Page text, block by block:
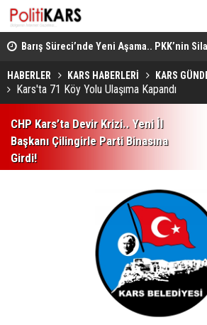
Barış Süreci’nde Yeni Aşama.. PKK’nin
Kararından Meclis’teki “Çerçeve Yasa”na!
HABERLER KARS HABERLERİ KARS
Kars'ta 71 Köy Yolu Ulaşıma Kapandı
CHP Kars’ta Devir Krizi.. Yeni İl
Başkanı Çilingirle Parti Binasına
Girdi!